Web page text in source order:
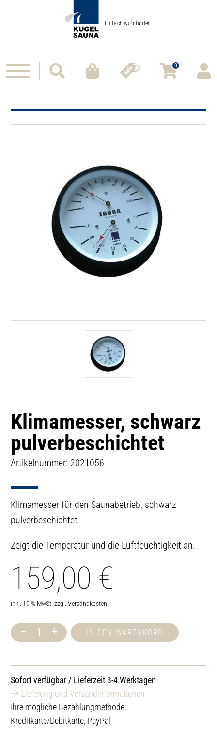
0
Einfach wohlfühlen.
Klimamesser, schwarz
pulverbeschichtet
Artikelnummer: 2021056
Klimamesser für den Saunabetrieb, schwarz
pulverbeschichtet
Zeigt die Temperatur und die Luftfeuchtigkeit an.
159,00 €
inkl. 19 % MwSt. zzgl.Versandkosten
Klimamesser,
schwarz
– + IN DEN WARENKORB
Sofort verfügbar / Lieferzeit 3-4 Werktagen
Lieferung und Versandinformationen
Ihre mögliche Bezahlungmethode:
Kreditkarte/Debitkarte, PayPal